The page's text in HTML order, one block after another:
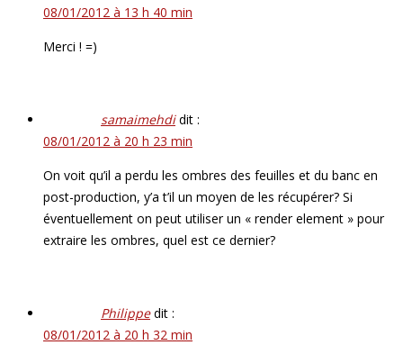
08/01/2012 à 13 h 40 min
Merci ! =)
samaimehdi dit :
08/01/2012 à 20 h 23 min
On voit qu’il a perdu les ombres des feuilles et du banc en
post-production, y’a t’il un moyen de les récupérer? Si
éventuellement on peut utiliser un « render element » pour
extraire les ombres, quel est ce dernier?
Philippe dit :
08/01/2012 à 20 h 32 min